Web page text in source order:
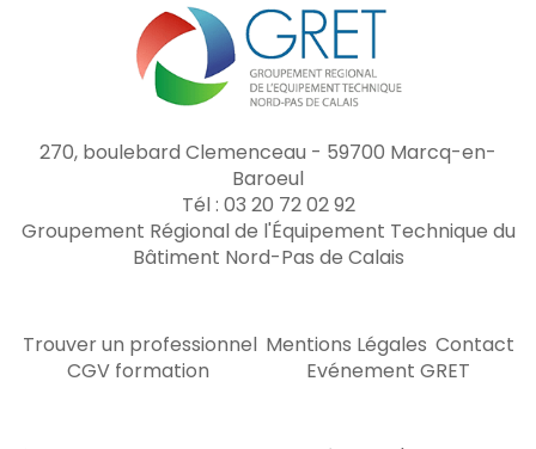
270, boulebard Clemenceau - 59700 Marcq-en-
Baroeul
Tél : 03 20 72 02 92
Groupement Régional de l'Équipement Technique du
Bâtiment Nord-Pas de Calais
Trouver un professionnel Mentions Légales Contact
CGV formation
Evénement GRET